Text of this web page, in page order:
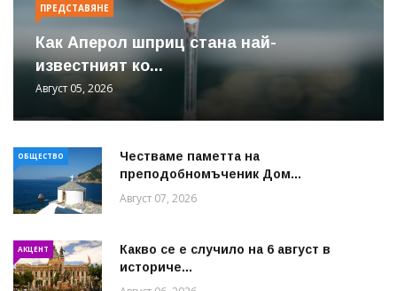
ПРЕДСТАВЯНЕ
Как Аперол шприц стана най-
известният ко...
Август 05, 2026
ОБЩЕСТВО
Честваме паметта на
преподобномъченик Дом...
Август 07, 2026
АКЦЕНТ
Какво се е случило на 6 август в
историче...